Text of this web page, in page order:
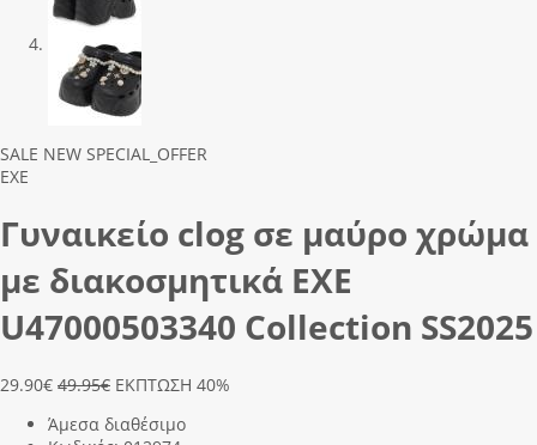
Previous
Next
SALE NEW SPECIAL_OFFER
EXE
Γυναικείο clog σε μαύρο χρώμα
με διακοσμητικά EXE
U47000503340 Collection SS2025
29.90€ 49.95€ ΕΚΠΤΩΣΗ 40%
Άμεσα διαθέσιμο